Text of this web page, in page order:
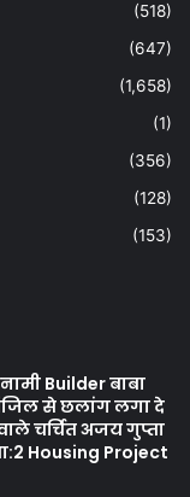
(518)
(647)
(1,658)
(1)
(356)
(128)
(153)
Builder बाबा
से छलांग लगा दे
चर्चित अजय गुप्ता
Housing Project